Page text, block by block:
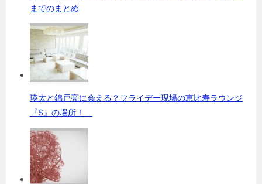
までのまとめ
瑛太と錦戸亮に会える？フライデー現場の恵比寿ラウンジ
『S』の場所！